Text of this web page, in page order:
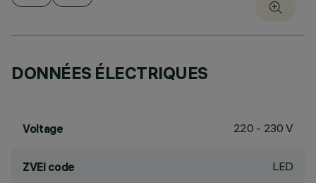
DONNÉES ÉLECTRIQUES
Voltage 220 - 230 V
ZVEI code LED